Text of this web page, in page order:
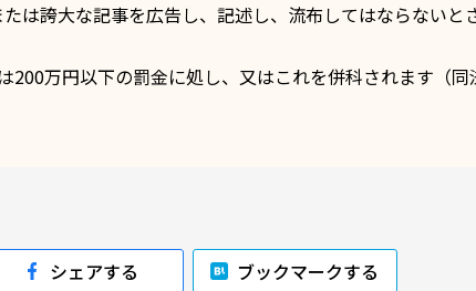
は誇大な記事を広告し、記述し、流布してはならないと
万円以下の罰金に処し、又はこれを併科されます（同
シェアする
ブックマークする